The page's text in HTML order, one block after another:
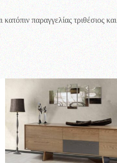
παραγγελίας τριθέσιος και